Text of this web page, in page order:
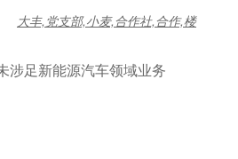
大丰,党支部,小麦,合作社,合作,楼